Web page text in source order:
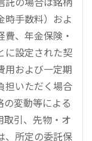
時手数料）およ
、年金保険・
に設定された契
用および一定期
担いただく場合
変動等による
取引、先物・オ
、所定の委託保